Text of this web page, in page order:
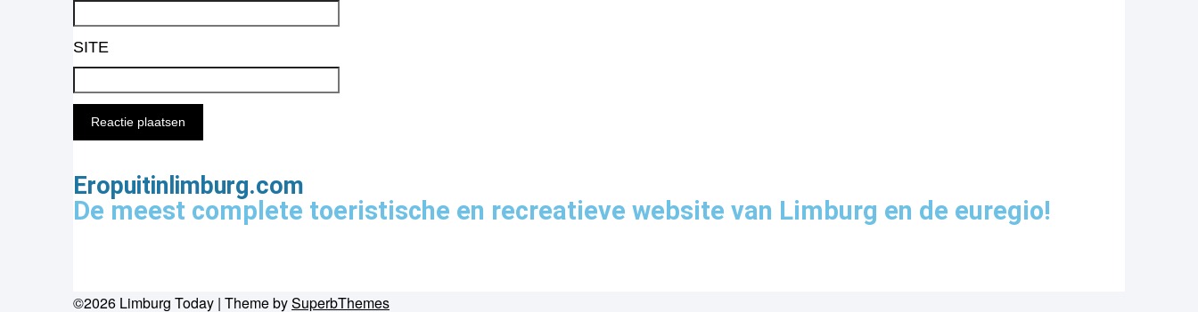
SITE
Eropuitinlimburg.com
De meest complete toeristische en recreatieve website van Limburg en de euregio!
©2026 Limburg Today | Theme bySuperbThemes